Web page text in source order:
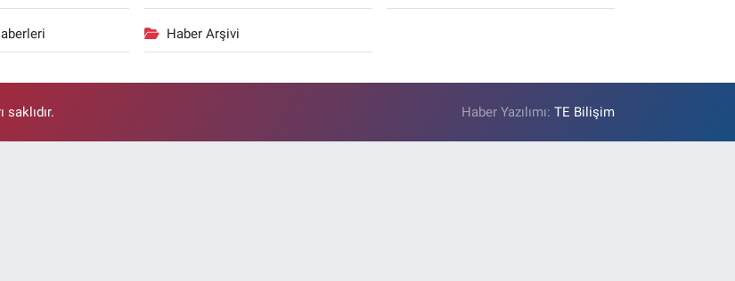
Haber Arşivi
Haber Yazılımı:TE Bilişim